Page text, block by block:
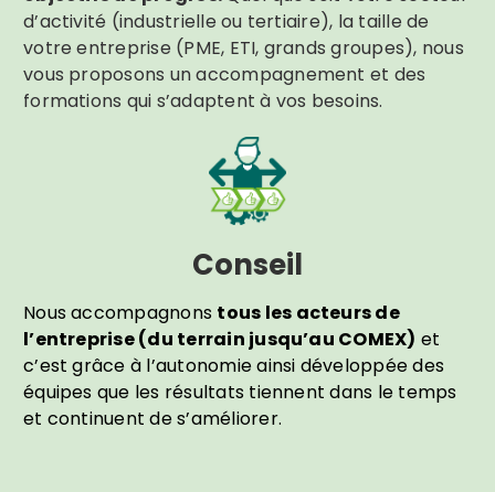
d’activité (industrielle ou tertiaire), la taille de
votre entreprise (PME, ETI, grands groupes), nous
vous proposons un accompagnement et des
formations qui s’adaptent à vos besoins.
Conseil
Nous accompagnons tous les acteurs de
l’entreprise (du terrain jusqu’au COMEX) et
c’est grâce à l’autonomie ainsi développée des
équipes que les résultats tiennent dans le temps
et continuent de s’améliorer.